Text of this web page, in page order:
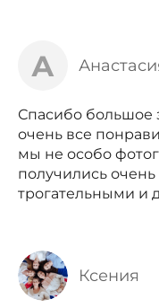
А
Спасибо большое
очень все
мы не особо
получились
трогательными и
Ксения